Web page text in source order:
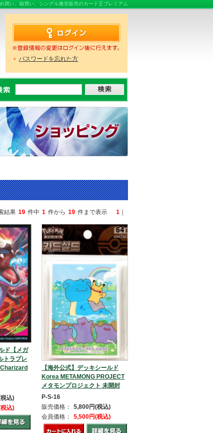
買い、箱買い、シングル激安販売のカード王プレミアム
パスワードを忘れた方
結果 19 件中 1 件から 19 件まで表示 1
ド【メガ
トラプレ
Charizard
込)
込)
【海外公式】デッキシールド
Korea METAMONG PROJECT
メタモンプロジェクト 未開封
P-S-16
販売価格：
5,800円(税込)
会員価格：
5,500円(税込)